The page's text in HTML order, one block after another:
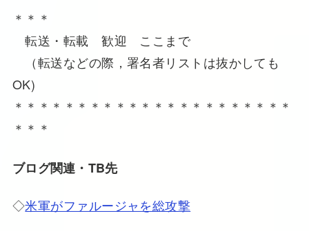
＊＊＊
転送・転載 歓迎 ここまで
（転送などの際，署名者リストは抜かしても
OK)
＊＊＊＊＊＊＊＊＊＊＊＊＊＊＊＊＊＊＊＊＊＊
＊＊＊
ブログ関連・TB先
◇米軍がファルージャを総攻撃